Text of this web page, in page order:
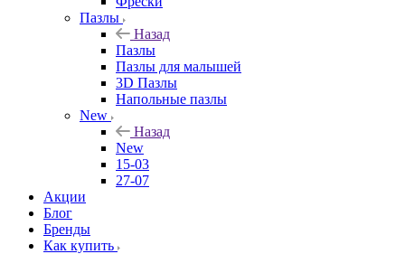
Пазлы
Назад
Пазлы
Пазлы для малышей
3D Пазлы
Напольные пазлы
New
Назад
New
15-03
27-07
Акции
Блог
Бренды
Как купить